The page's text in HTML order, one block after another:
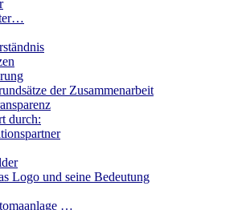
der Zusammenarbeit
durch:
Logo und seine Bedeutung
…